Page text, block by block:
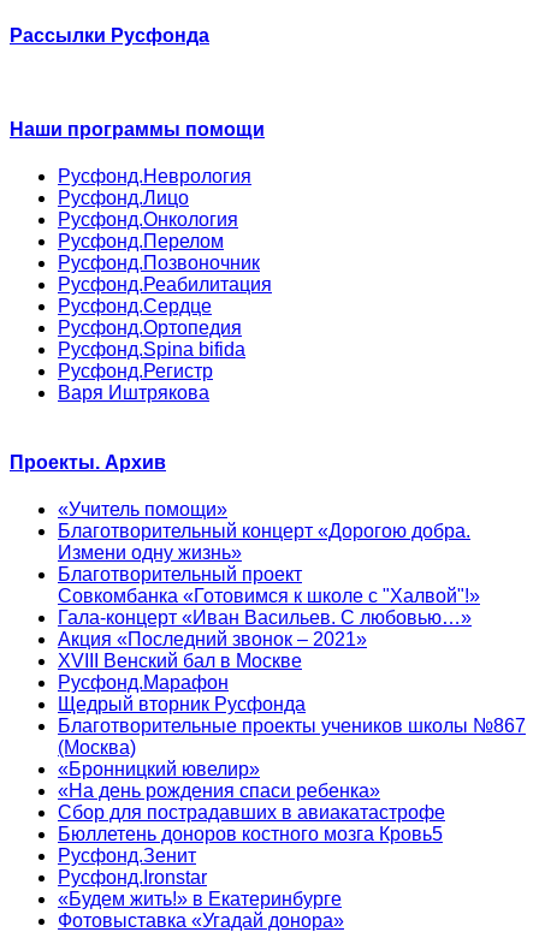
Рассылки Русфонда
Наши программы помощи
Русфонд.Неврология
Русфонд.Лицо
Русфонд.Онкология
Русфонд.Перелом
Русфонд.Позвоночник
Русфонд.Реабилитация
Русфонд.Сердце
Русфонд.Ортопедия
Русфонд.Spina bifida
Русфонд.Регистр
Варя Иштрякова
Проекты. Архив
«Учитель помощи»
Благотворительный концерт «Дорогою добра.
Измени одну жизнь»
Благотворительный проект
Совкомбанка «Готовимся к школе с "Халвой"!»
Гала-концерт «Иван Васильев. С любовью…»
Акция «Последний звонок – 2021»
XVIII Венский бал в Москве
Русфонд.Марафон
Щедрый вторник Русфонда
Благотворительные проекты учеников школы №867
(Москва)
«Бронницкий ювелир»
«На день рождения спаси ребенка»
Сбор для пострадавших в авиакатастрофе
Бюллетень доноров костного мозга Кровь5
Русфонд.Зенит
Русфонд.Ironstar
«Будем жить!» в Екатеринбурге
Фотовыставка «Угадай донора»